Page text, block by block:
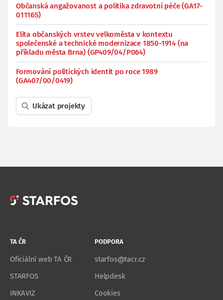
Občanská angažovanost a politika zdravotní péče (GA17-
01116S)
Elita občanských vrstev velkoměsta v kontextu
společenské a technické modernizace 1850-1914 (na
příkladu města Brna) (GP409/04/P064)
Formování politických identit po roce 1989
(GA407/00/0419)
Ukázat projekty
TA ČR
Oficiální web TA ČR
STARFOS
INKAVIZ
PODPORA
starfos@tacr.cz
Helpdesk
Cookies